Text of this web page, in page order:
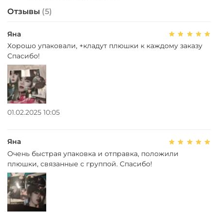
Отзывы (5)
Яна
Хорошо упаковали, +кладут плюшки к каждому заказу
Спасибо!
01.02.2025 10:05
Яна
Очень быстрая упаковка и отправка, положили
плюшки, связанные с группой. Спасибо!